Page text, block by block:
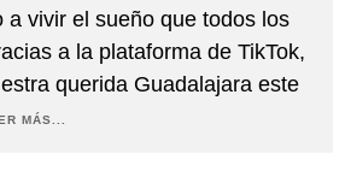
a vivir el sueño que todos los
a la plataforma de TikTok,
querida Guadalajara este
MÁS...